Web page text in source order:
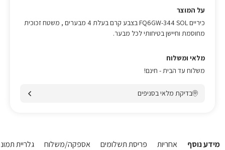
על המוצר
כיריים FQ6GW-344SOL
בצבע קרם בעלת 4 מבערים , משטח זכוכית
מחוסמת וחיישן בטיחותי לכל מבער.
מלאי ומשלוח
משלוח עד הבית - חינם!
בדיקת מלאי בסניפים
מידע נוסף אחריות פריסת תשלומים אספקה/משלוח גלריית